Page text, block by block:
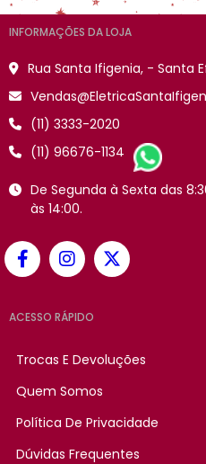
INFORMAÇÕES DA LOJA
Rua Santa Ifigenia, - Santa
(11) 3333-2020
(11) 96676-1134
De Segunda à Sexta das
às 14:00.
ACESSO RÁPIDO
Trocas E Devoluções
Quem Somos
Política De Privacidade
Dúvidas Frequentes